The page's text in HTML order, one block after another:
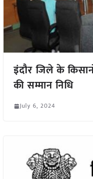
इंदौर जिले के
की सम्मान निधि
July 6, 2024